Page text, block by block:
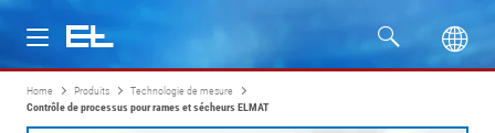
Produits
Home Produits
Technologie de mesure
Contrôle de processus pour rames et sécheurs ELMAT